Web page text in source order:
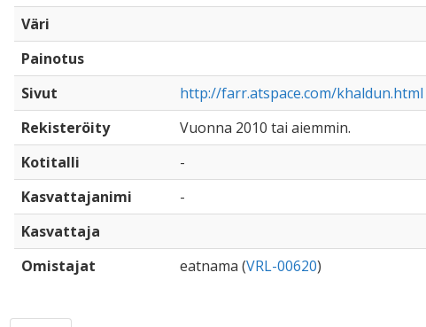
Väri
Painotus
Sivut
http://farr.atspace.com/khaldun.html
Rekisteröity
Vuonna 2010 tai aiemmin.
Kotitalli
-
Kasvattajanimi
-
Kasvattaja
Omistajat
eatnama (VRL-00620)